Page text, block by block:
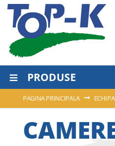
PRODUSE
PAGINA PRINCIPALA